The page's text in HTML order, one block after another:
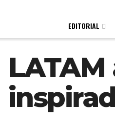
EDITORIAL